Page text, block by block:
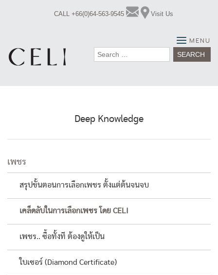
CALL +66(0)64-563-9545 Visit Us
Search
MENU
Deep Knowledge
เพชร
สรุปขั้นตอนการเลือกเพชร ตั้งแต่ต้นจนจบ
เคล็ดลับในการเลือกเพชร โดย CELI
เพชร.. ซื้อทั้งที ต้องดูให้เป็น
ใบเซอร์ (Diamond Certificate)